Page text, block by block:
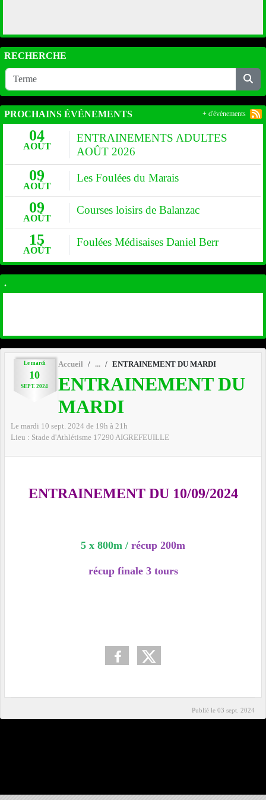
Le mardi
10
SEPT. 2024
Accueil ENTRAINEMENT DU MARDI
ENTRAINEMENT DU
MARDI
Le mardi 10 sept. 2024 de 19h à 21h
Lieu : Stade d'Athlétisme 17290 AIGREFEUILLE
ENTRAINEMENT DU 10/09/2024
5 x 800m / récup 200m
récup finale 3 tours
Publié le 03 sept. 2024
RECHERCHE
PROCHAINS ÉVÉNEMENTS
04
AOÛT
ENTRAINEMENTS ADULTES
AOÛT 2026
09
AOÛT
Les Foulées du Marais
09
AOÛT
Courses loisirs de Balanzac
15
AOÛT
Foulées Médisaises Daniel Berr
+ d'évènements
.